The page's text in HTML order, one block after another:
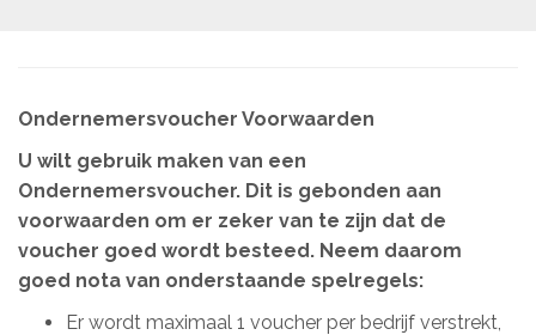
Ondernemersvoucher Voorwaarden
U wilt gebruik maken van een
Ondernemersvoucher. Dit is gebonden aan
voorwaarden om er zeker van te zijn dat de
voucher goed wordt besteed. Neem daarom
goed nota van onderstaande spelregels:
Er wordt maximaal 1 voucher per bedrijf verstrekt,